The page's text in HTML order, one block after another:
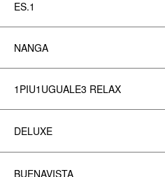
ES.1
NANGA
1PIU1UGUALE3 RELAX
DELUXE
BUENAVISTA